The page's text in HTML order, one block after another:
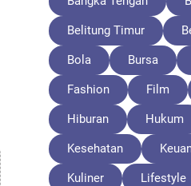
Belitung Timur
Bola Bursa
Fashion Film
Hiburan Hukum
Kesehatan
Kuliner Lifestyle